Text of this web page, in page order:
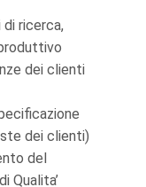
ricerca,
dei clienti
dei clienti)
del
Qualita’